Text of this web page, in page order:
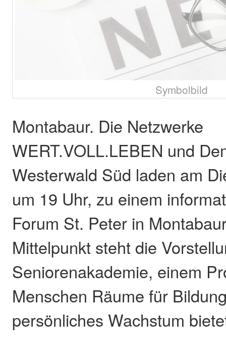
Symbolbild
Montabaur. Die Netzwerke
WERT.VOLL.LEBEN und
Westerwald Süd laden am
um 19 Uhr, zu einem
Forum St. Peter in
Mittelpunkt steht die
Seniorenakademie, einem
Menschen Räume für
persönliches Wachstum